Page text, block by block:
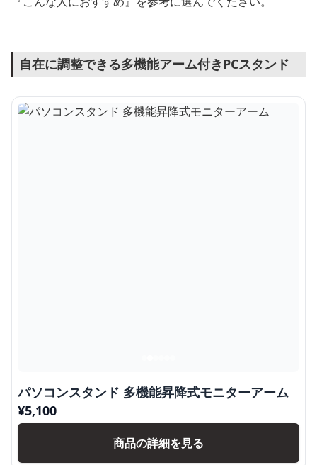
自在に調整できる多機能アーム付きPCスタンド
パソコンスタンド 多機能昇降式モニターアーム
¥5,100
商品の詳細を見る